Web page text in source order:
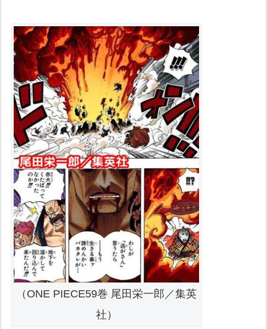
（ONE PIECE59巻 尾田栄一郎／集英
社）